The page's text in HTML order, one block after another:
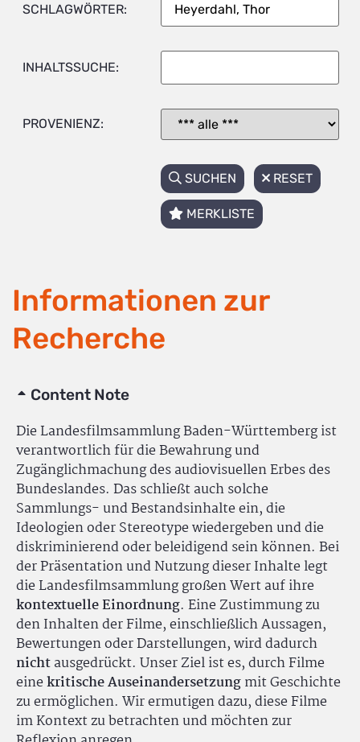
SCHLAGWÖRTER:
INHALTSSUCHE:
PROVENIENZ:
SUCHEN RESET
MERKLISTE
Informationen zur
Recherche
Content Note
Die Landesfilmsammlung Baden-Württemberg ist
verantwortlich für die Bewahrung und
Zugänglichmachung des audiovisuellen Erbes des
Bundeslandes. Das schließt auch solche
Sammlungs- und Bestandsinhalte ein, die
Ideologien oder Stereotype wiedergeben und die
diskriminierend oder beleidigend sein können. Bei
der Präsentation und Nutzung dieser Inhalte legt
die Landesfilmsammlung großen Wert auf ihre
kontextuelle Einordnung. Eine Zustimmung zu
den Inhalten der Filme, einschließlich Aussagen,
Bewertungen oder Darstellungen, wird dadurch
nichtausgedrückt. Unser Ziel ist es, durch Filme
einekritische Auseinandersetzungmit Geschichte
zu ermöglichen. Wir ermutigen dazu, diese Filme
im Kontext zu betrachten und möchten zur